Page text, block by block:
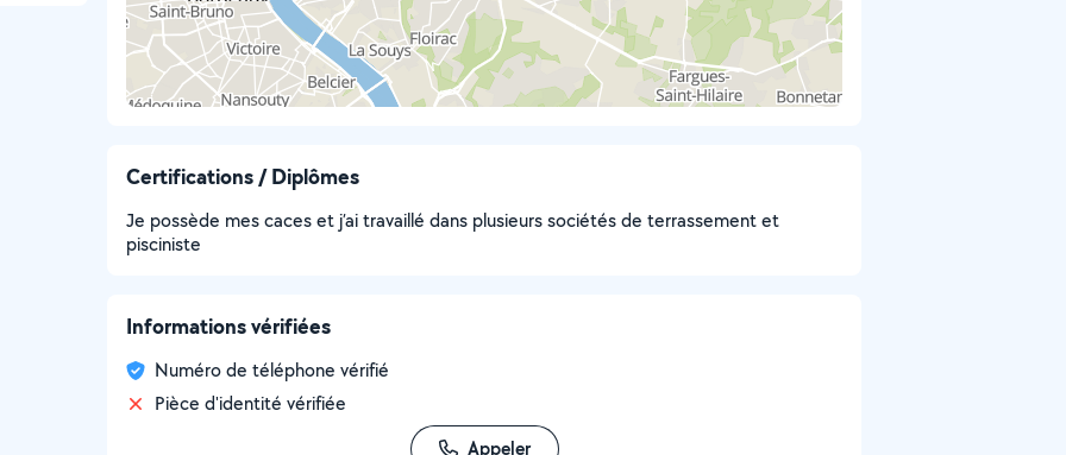
Certifications / Diplômes
Je possède mes caces et j’ai travaillé dans plusieurs sociétés de terrassement et
pisciniste
Informations vérifiées
Numéro de téléphone vérifié
Pièce d'identité vérifiée
Appeler